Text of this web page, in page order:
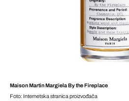
Maison Martin Margiela By the Fireplace
Foto: Internetska stranica proizvođača